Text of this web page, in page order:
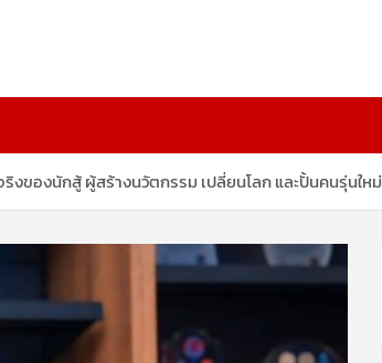
งของนักสู้ ผู้สร้างนวัตกรรม เปลี่ยนโลก และปั้นคนรุ่นใหม่